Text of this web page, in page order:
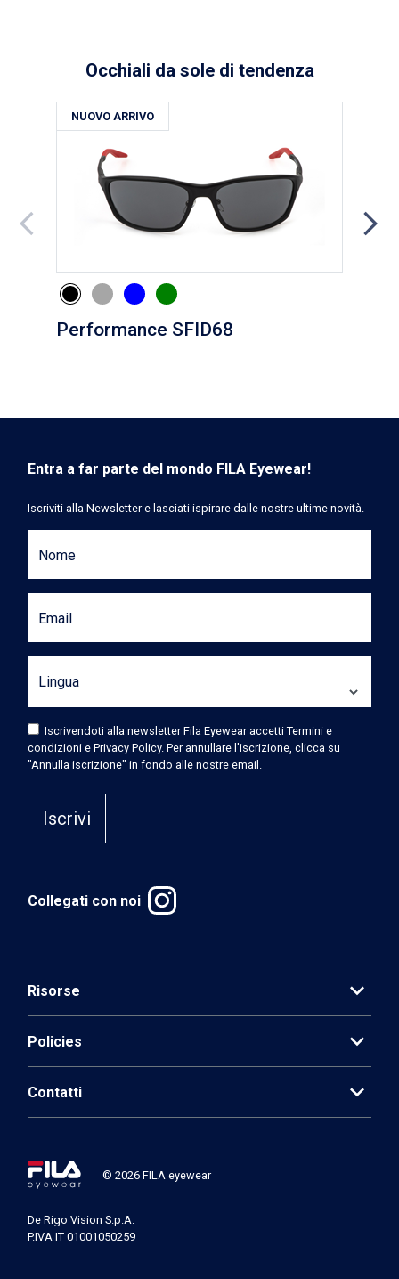
Occhiali da sole di tendenza
Performance SFID68
NUOVO ARRIVO
Entra a far parte del mondo FILA Eyewear!
Iscriviti alla Newsletter e lasciati ispirare dalle nostre ultime novità.
Nome
Email
Lingua
Iscrivendoti alla newsletter Fila Eyewear accetti Termini e
condizioni e Privacy Policy. Per annullare l'iscrizione, clicca su
"Annulla iscrizione" in fondo alle nostre email.
Iscrivi
Collegati con noi
Risorse expand_more
Policies expand_more
Contatti expand_more
© 2026 FILA eyewear
De Rigo Vision S.p.A.
P.IVA IT 01001050259